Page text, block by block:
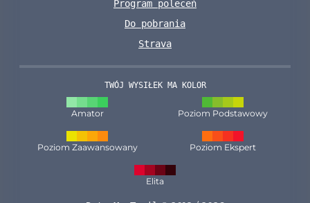
Program poleceń
Do pobrania
Strava
TWÓJ WYSIŁEK MA KOLOR
Amator Poziom Podstawowy
Poziom Zaawansowany Poziom Ekspert
Elita